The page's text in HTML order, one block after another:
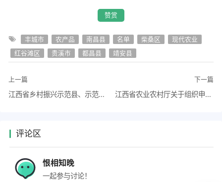
赞赏
丰城市 农产品 南昌县 名单 柴桑区
现代农业
红谷滩区
贵溪市 都昌县 靖安县
上一篇
江西省乡村振兴示范县、示范乡镇、示范村创建名单 示范县创建名单
下一篇
江西省农业农村厅关于组织申报特专水稻良种良法示范项目的通知
评论区
恨相知晚
一起参与讨论！